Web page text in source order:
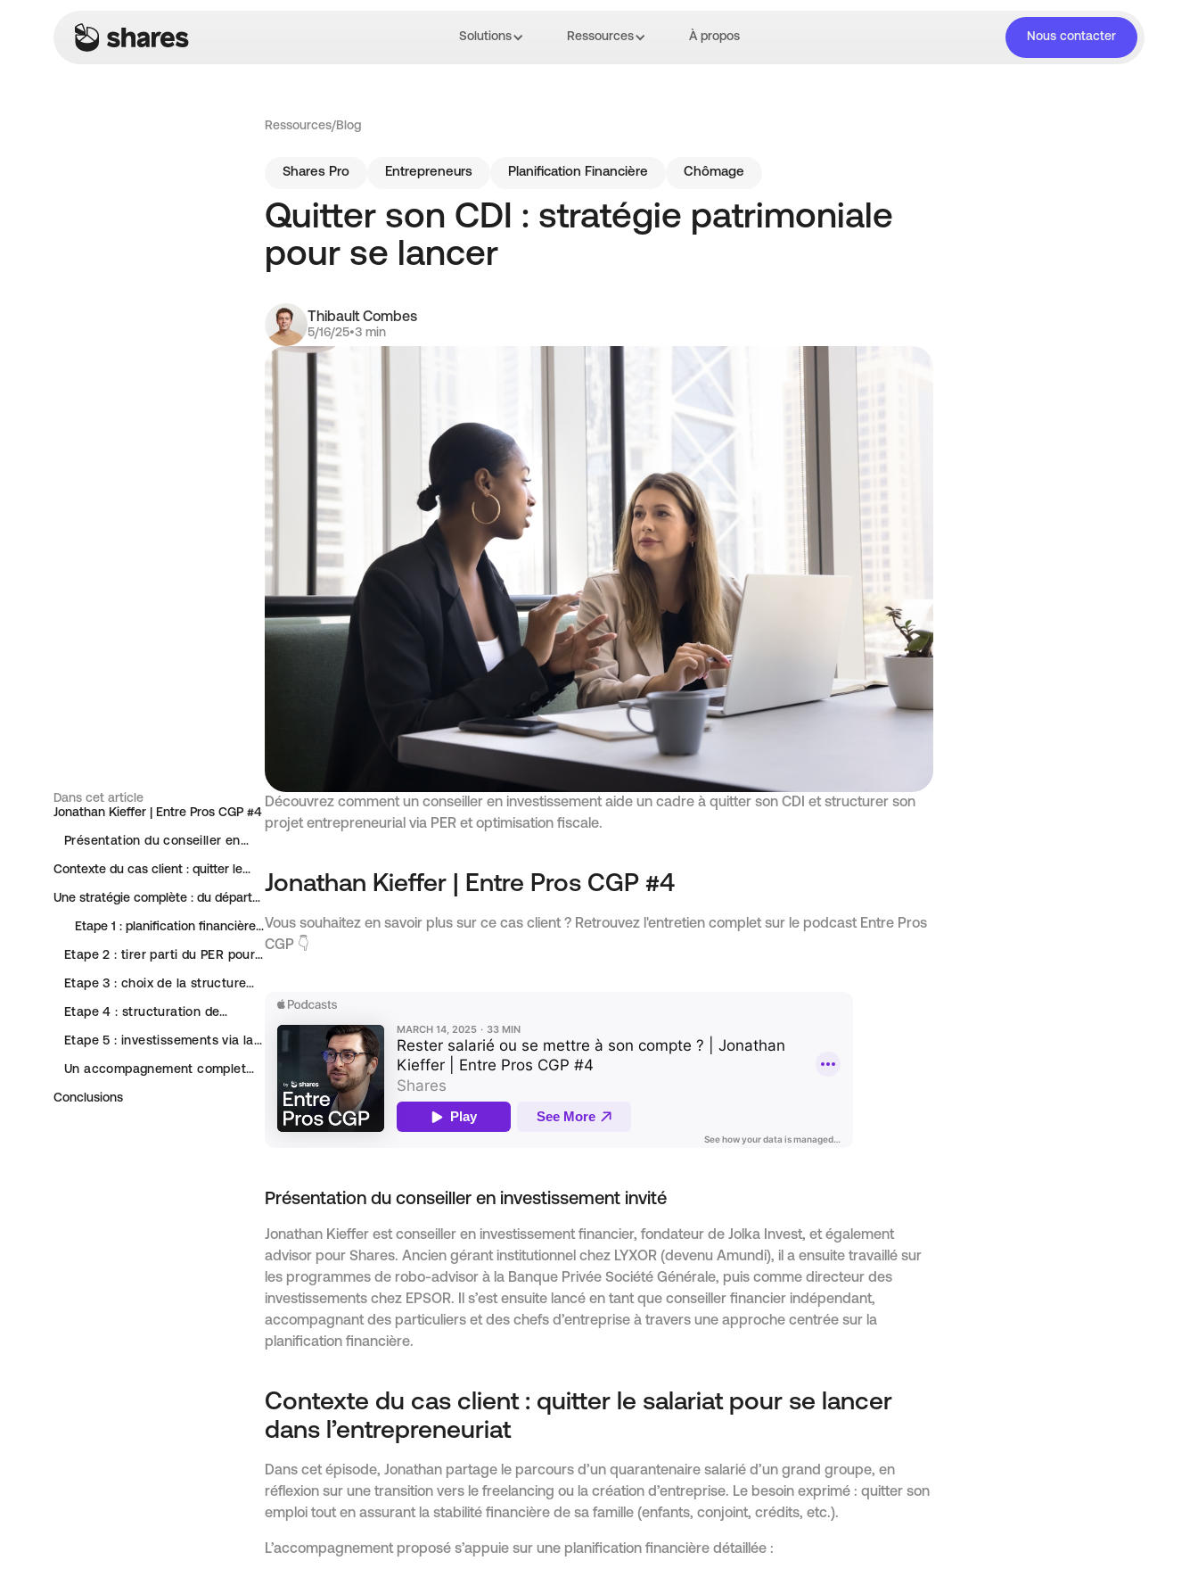
Solutions Ressources À propos Nous contacter
Ressources/Blog
Shares Pro Entrepreneurs Planification Financière Chômage
Quitter son CDI : stratégie patrimoniale
pour se lancer
Thibault Combes
5/16/25•3 min
Dans cet article
Jonathan Kieffer | Entre Pros CGP #4
Présentation du conseiller en
Contexte du cas client : quitter le
l’entrepreneuriat
Une stratégie complète : du départ
Étape 1 : planification financière
Étape 2 : tirer parti du PER pour
Étape 3 : choix de la structure
Étape 4 : structuration de
à utiliser
Étape 5 : investissements via la
Un accompagnement complet
Conclusions
Découvrez comment un conseiller en investissement aide un cadre à quitter son CDI et structurer son
projet entrepreneurial via PER et optimisation fiscale.
Jonathan Kieffer | Entre Pros CGP #4
Vous souhaitez en savoir plus sur ce cas client ? Retrouvez l'entretien complet sur le podcast Entre Pros
CGP 👇
Présentation du conseiller en investissement invité
Jonathan Kieffer est conseiller en investissement financier, fondateur de Jolka Invest, et également
advisor pour Shares. Ancien gérant institutionnel chez LYXOR (devenu Amundi), il a ensuite travaillé sur
les programmes de robo-advisor à la Banque Privée Société Générale, puis comme directeur des
investissements chez EPSOR. Il s’est ensuite lancé en tant que conseiller financier indépendant,
accompagnant des particuliers et des chefs d’entreprise à travers une approche centrée sur la
planification financière.
Contexte du cas client : quitter le salariat pour se lancer
dans l’entrepreneuriat
Dans cet épisode, Jonathan partage le parcours d’un quarantenaire salarié d’un grand groupe, en
réflexion sur une transition vers le freelancing ou la création d’entreprise. Le besoin exprimé : quitter son
emploi tout en assurant la stabilité financière de sa famille (enfants, conjoint, crédits, etc.).
L’accompagnement proposé s’appuie sur une planification financière détaillée :